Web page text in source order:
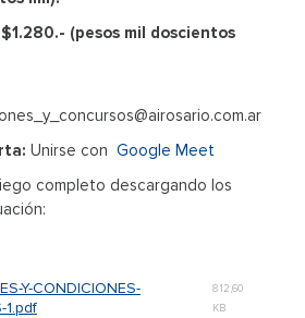
(pesos mil doscientos
Unirse con Google Meet
completo descargando los
Y-CONDICIONES-
1.pdf
812,60
KB